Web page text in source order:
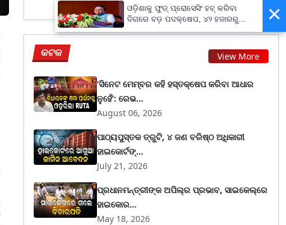
କଟକ View More
‘ସିନେଟ ମେମ୍ବର କହି ହସ୍ତକ୍ଷେପ କରିବା ଆଧାର
ନୁହେଁ’: ରେଭ...
August 06, 2026
ପାଠ୍ୟପୁସ୍ତକ ତ୍ରୁଟି, ୪ ଜଣ ବରିଷ୍ଠ ଅଧିକାରୀ
ହାଇକୋର୍ଟଙ୍...
July 21, 2026
ପ୍ରଧାନମନ୍ତ୍ରୀଙ୍କ ଅପିଲ୍‌ର ପ୍ରଭାବ, ସାଇକେଲ୍‌ରେ
ହାଇକୋର...
May 18, 2026
×
ଓଡ଼ିଶାକୁ ଫୁଡ୍ ପ୍ରୋସେସିଂ ହବ୍ କରିବା
ଦିଗରେ ବଡ଼ ପଦକ୍ଷେପ, ୪୨ ହଜାରରୁ
ଅଧିକ ନିଯୁକ୍ତି ସୁଯୋଗ